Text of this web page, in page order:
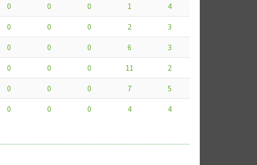
0 0 0 1 4
0 0 0 2 3
0 0 0 6 3
0 0 0 11 2
0 0 0 7 5
0 0 0 4 4